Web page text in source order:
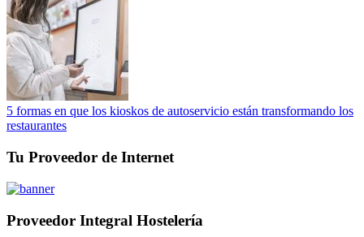
5 formas en que los kioskos de autoservicio están transformando los
restaurantes
Tu Proveedor de Internet
Proveedor Integral Hostelería